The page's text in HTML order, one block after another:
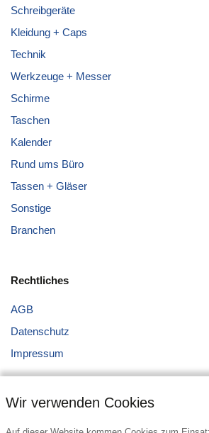
Schreibgeräte
Kleidung + Caps
Technik
Werkzeuge + Messer
Schirme
Taschen
Kalender
Rund ums Büro
Tassen + Gläser
Sonstige
Branchen
Rechtliches
AGB
Datenschutz
Impressum
Wir verwenden Cookies